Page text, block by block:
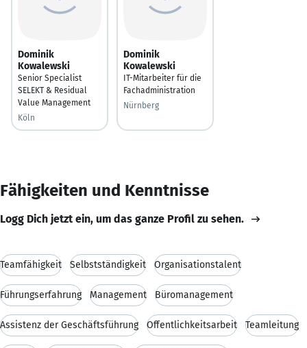
Dominik
Kowalewski
Senior Specialist
SELEKT & Residual
Value Management
Köln
Dominik
Kowalewski
IT-Mitarbeiter für die
Fachadministration
Nürnberg
Fähigkeiten und Kenntnisse
Logg Dich jetzt ein, um das ganze Profil zu sehen.
Teamfähigkeit Selbstständigkeit Organisationstalent
Führungserfahrung Management Büromanagement
Assistenz der Geschäftsführung Öffentlichkeitsarbeit Teamleitung